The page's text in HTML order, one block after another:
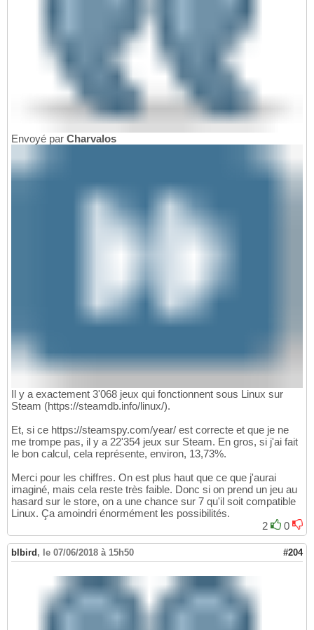
Envoyé par Charvalos
Il y a exactement 3'068 jeux qui fonctionnent sous Linux sur
Steam (https://steamdb.info/linux/).
Et, si ce https://steamspy.com/year/ est correcte et que je ne
me trompe pas, il y a 22'354 jeux sur Steam. En gros, si j'ai fait
le bon calcul, cela représente, environ, 13,73%.
Merci pour les chiffres. On est plus haut que ce que j'aurai
imaginé, mais cela reste très faible. Donc si on prend un jeu au
hasard sur le store, on a une chance sur 7 qu'il soit compatible
Linux. Ça amoindri énormément les possibilités.
2
0
blbird, le 07/06/2018 à 15h50 #204